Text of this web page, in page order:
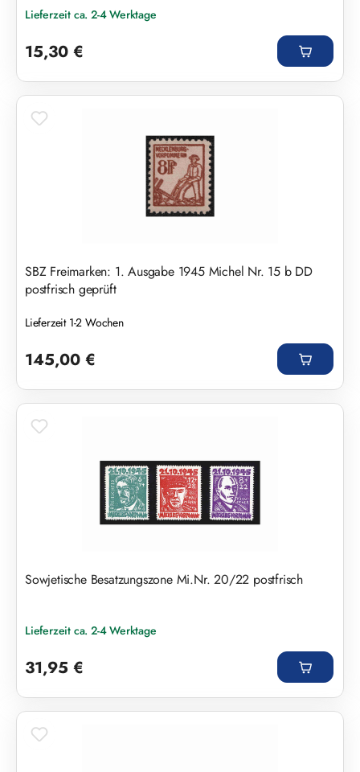
Lieferzeit ca. 2-4 Werktage
15,30 €
SBZ Freimarken: 1. Ausgabe 1945 Michel Nr. 15 b DD
postfrisch geprüft
Lieferzeit 1-2 Wochen
145,00 €
Sowjetische Besatzungszone Mi.Nr. 20/22 postfrisch
Lieferzeit ca. 2-4 Werktage
31,95 €